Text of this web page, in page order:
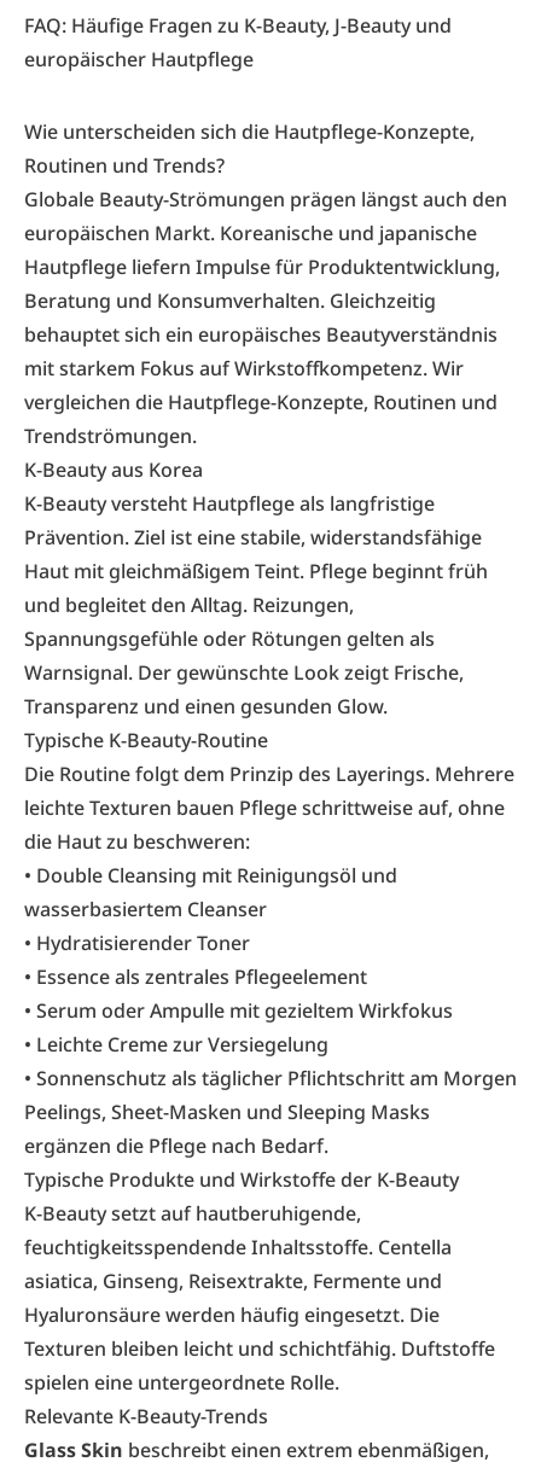
FAQ: Häufige Fragen zu K-Beauty, J-Beauty und
europäischer Hautpflege
Wie unterscheiden sich die Hautpflege-Konzepte,
Routinen und Trends?
Globale Beauty-Strömungen prägen längst auch den
europäischen Markt. Koreanische und japanische
Hautpflege liefern Impulse für Produktentwicklung,
Beratung und Konsumverhalten. Gleichzeitig
behauptet sich ein europäisches Beautyverständnis
mit starkem Fokus auf Wirkstoffkompetenz. Wir
vergleichen die Hautpflege-Konzepte, Routinen und
Trendströmungen.
K-Beauty aus Korea
K-Beauty versteht Hautpflege als langfristige
Prävention. Ziel ist eine stabile, widerstandsfähige
Haut mit gleichmäßigem Teint. Pflege beginnt früh
und begleitet den Alltag. Reizungen,
Spannungsgefühle oder Rötungen gelten als
Warnsignal. Der gewünschte Look zeigt Frische,
Transparenz und einen gesunden Glow.
Typische K-Beauty-Routine
Die Routine folgt dem Prinzip des Layerings. Mehrere
leichte Texturen bauen Pflege schrittweise auf, ohne
die Haut zu beschweren:
• Double Cleansing mit Reinigungsöl und
wasserbasiertem Cleanser
• Hydratisierender Toner
• Essence als zentrales Pflegeelement
• Serum oder Ampulle mit gezieltem Wirkfokus
• Leichte Creme zur Versiegelung
• Sonnenschutz als täglicher Pflichtschritt am Morgen
Peelings, Sheet-Masken und Sleeping Masks
ergänzen die Pflege nach Bedarf.
Typische Produkte und Wirkstoffe der K-Beauty
K-Beauty setzt auf hautberuhigende,
feuchtigkeitsspendende Inhaltsstoffe. Centella
asiatica, Ginseng, Reisextrakte, Fermente und
Hyaluronsäure werden häufig eingesetzt. Die
Texturen bleiben leicht und schichtfähig. Duftstoffe
spielen eine untergeordnete Rolle.
Relevante K-Beauty-Trends
Glass Skin beschreibt einen extrem ebenmäßigen,